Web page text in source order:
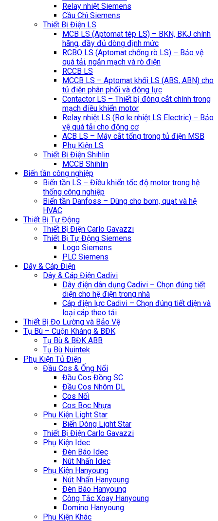
Relay nhiệt Siemens
Cầu Chì Siemens
Thiết Bị Điện LS
MCB LS (Aptomat tép LS) – BKN, BKJ chính
hãng, đầy đủ dòng định mức
RCBO LS (Aptomat chống rò LS) – Bảo vệ
quá tải, ngắn mạch và rò điện
RCCB LS
MCCB LS – Aptomat khối LS (ABS, ABN) cho
tủ điện phân phối và động lực
Contactor LS – Thiết bị đóng cắt chính trong
mạch điều khiển motor
Relay nhiệt LS (Rơ le nhiệt LS Electric) – Bảo
vệ quá tải cho động cơ
ACB LS – Máy cắt tổng trong tủ điện MSB
Phụ Kiện LS
Thiết Bị Điện Shihlin
MCCB Shihlin
Biến tần công nghiệp
Biến tần LS – Điều khiển tốc độ motor trong hệ
thống công nghiệp
Biến tần Danfoss – Dùng cho bơm, quạt và hệ
HVAC
Thiết Bị Tự Động
Thiết Bị Điện Carlo Gavazzi
Thiết Bị Tự Động Siemens
Logo Siemens
PLC Siemens
Dây & Cáp Điện
Dây & Cáp Điện Cadivi
Dây điện dân dụng Cadivi – Chọn đúng tiết
diện cho hệ điện trong nhà
Cáp điện lực Cadivi – Chọn đúng tiết diện và
loại cáp theo tải
Thiết Bị Đo Lường và Bảo Vệ
Tụ Bù – Cuộn Kháng & BĐK
Tụ Bù & BĐK ABB
Tụ Bù Nuintek
Phụ Kiện Tủ Điện
Đầu Cos & Ống Nối
Đầu Cos Đồng SC
Đầu Cos Nhôm DL
Cos Nối
Cos Bọc Nhựa
Phụ Kiện Light Star
Biến Dòng Light Star
Thiết Bị Điện Carlo Gavazzi
Phụ Kiện Idec
Đèn Báo Idec
Nút Nhấn Idec
Phụ Kiện Hanyoung
Nút Nhấn Hanyoung
Đèn Báo Hanyoung
Công Tắc Xoay Hanyoung
Domino Hanyoung
Phụ Kiện Khác